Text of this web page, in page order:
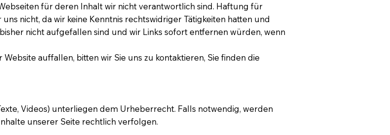
für deren Inhalt wir nicht verantwortlich sind. Haftung für
uns nicht, da wir keine Kenntnis rechtswidriger Tätigkeiten hatten und
nicht aufgefallen sind und wir Links sofort entfernen würden, wenn
auffallen, bitten wir Sie uns zu kontaktieren, Sie finden die
Videos) unterliegen dem Urheberrecht. Falls notwendig, werden
unserer Seite rechtlich verfolgen.